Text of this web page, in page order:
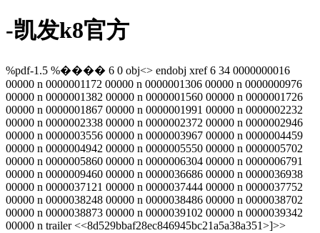
-凯发k8官方
%pdf-1.5 %���� 6 0 obj<> endobj xref 6 34 0000000016
00000 n 0000001172 00000 n 0000001306 00000 n 0000000976
00000 n 0000001382 00000 n 0000001560 00000 n 0000001726
00000 n 0000001867 00000 n 0000001991 00000 n 0000002232
00000 n 0000002338 00000 n 0000002372 00000 n 0000002946
00000 n 0000003556 00000 n 0000003967 00000 n 0000004459
00000 n 0000004942 00000 n 0000005550 00000 n 0000005702
00000 n 0000005860 00000 n 0000006304 00000 n 0000006791
00000 n 0000009460 00000 n 0000036686 00000 n 0000036938
00000 n 0000037121 00000 n 0000037444 00000 n 0000037752
00000 n 0000038248 00000 n 0000038486 00000 n 0000038702
00000 n 0000038873 00000 n 0000039102 00000 n 0000039342
00000 n trailer <<8d529bbaf28ec846945bc21a5a38a351>]>>